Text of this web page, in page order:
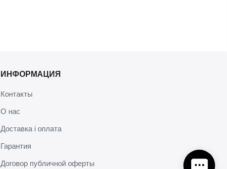
ИНФОРМАЦИЯ
Контакты
О нас
Доставка і оплата
Гарантия
Договор публичной оферты